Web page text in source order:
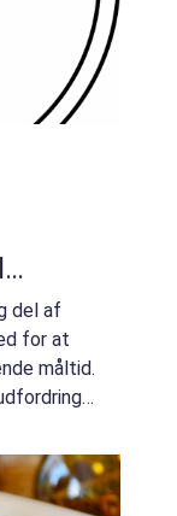
del af
for at
måltid.
a...